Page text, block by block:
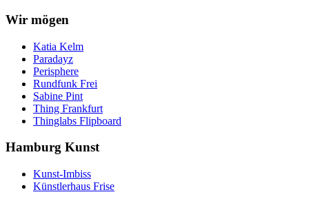
Wir mögen
Katia Kelm
Paradayz
Perisphere
Rundfunk Frei
Sabine Pint
Thing Frankfurt
Thinglabs Flipboard
Hamburg Kunst
Kunst-Imbiss
Künstlerhaus Frise